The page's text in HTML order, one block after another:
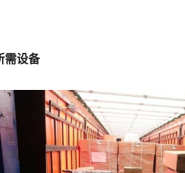
需设备